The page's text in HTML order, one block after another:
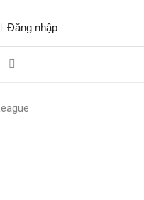
Đăng nhập